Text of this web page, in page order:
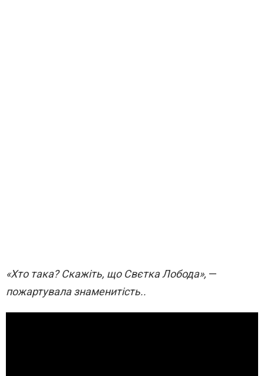
«Хто така? Скажіть, що Свєтка Лобода», —
пожартувала знаменитість..